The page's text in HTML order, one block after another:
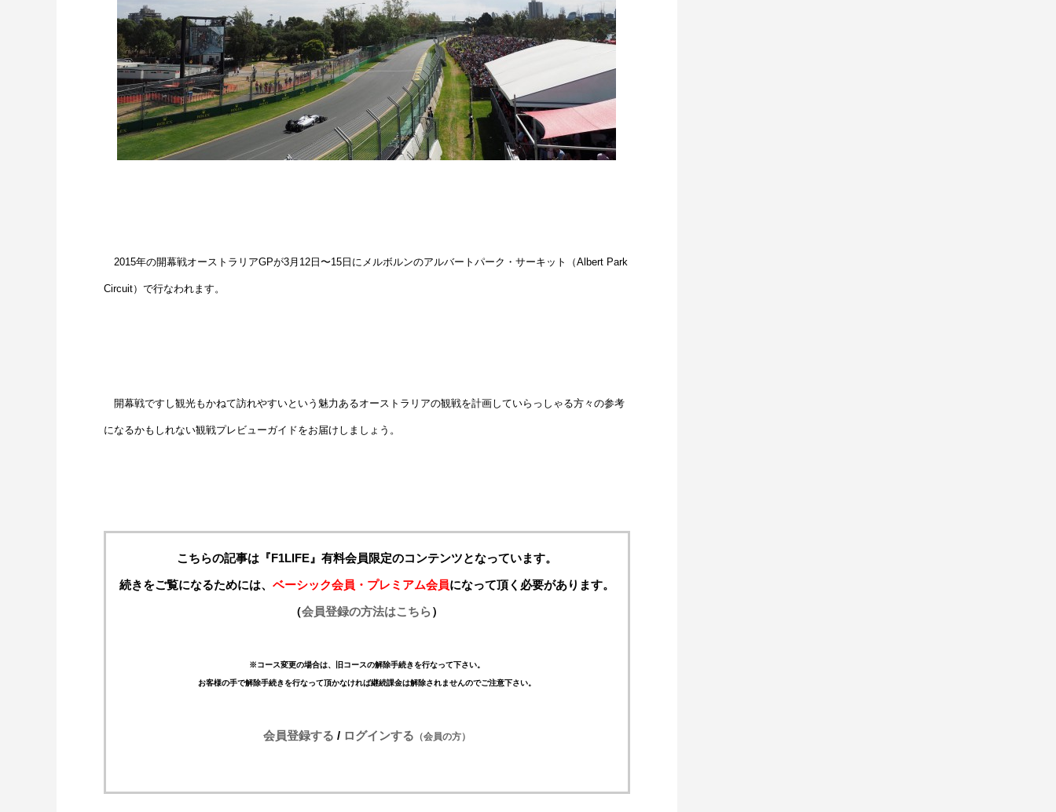
2015年の開幕戦オーストラリアGPが3月12日〜15日にメルボルンのアルバートパーク・サーキット（Albert Park
Circuit）で行なわれます。
開幕戦ですし観光もかねて訪れやすいという魅力あるオーストラリアの観戦を計画していらっしゃる方々の参考
になるかもしれない観戦プレビューガイドをお届けしましょう。
こちらの記事は『F1LIFE』有料会員限定のコンテンツとなっています。
続きをご覧になるためには、 ベーシック会員・プレミアム会員になって頂く必要があります。
（会員登録の方法はこちら）
※コース変更の場合は、旧コースの解除手続きを行なって下さい。
お客様の手で解除手続きを行なって頂かなければ継続課金は解除されませんのでご注意下さい。
会員登録する / ログインする （会員の方）